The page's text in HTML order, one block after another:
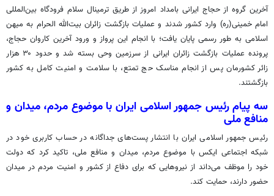
آخرین گروه از حجاج ایرانی بامداد امروز از طریق ترمینال سلام فرودگاه بین‌المللی
امام خمینی(ره) وارد کشور شدند و عملیات بازگشت زائران بیت‌الله الحرام به میهن
اسلامی به طور رسمی پایان یافت؛ با انجام این پرواز و ورود آخرین کاروان حجاج،
پرونده عملیات بازگشت زائران ایرانی از سرزمین وحی بسته شد و حدود ۳۰ هزار
زائر کشورمان پس از انجام مناسک حج تمتع، با سلامت و امنیت کامل به کشور
بازگشتند.‌
سه پیام رئیس جمهور اسلامی ایران با موضوع مردم، میدان و
منافع ملی
رئیس جمهور اسلامی ایران با انتشار پست‌های جداگانه در حساب کاربری خود در
شبکه اجتماعی ایکس با موضوع مردم، میدان و منافع ملی، تاکید کرد که دولت
خود را موظف می‌داند از نیروهایی که برای دفاع از کشور و امنیت مردم در میدان
حضور دارند، حمایت کند.